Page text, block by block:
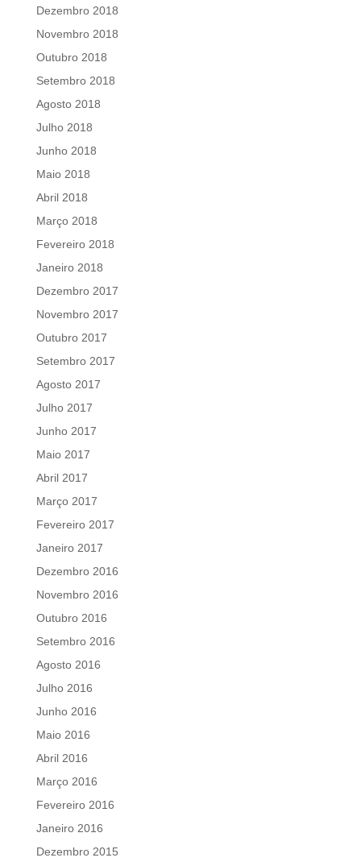
Dezembro 2018
Novembro 2018
Outubro 2018
Setembro 2018
Agosto 2018
Julho 2018
Junho 2018
Maio 2018
Abril 2018
Março 2018
Fevereiro 2018
Janeiro 2018
Dezembro 2017
Novembro 2017
Outubro 2017
Setembro 2017
Agosto 2017
Julho 2017
Junho 2017
Maio 2017
Abril 2017
Março 2017
Fevereiro 2017
Janeiro 2017
Dezembro 2016
Novembro 2016
Outubro 2016
Setembro 2016
Agosto 2016
Julho 2016
Junho 2016
Maio 2016
Abril 2016
Março 2016
Fevereiro 2016
Janeiro 2016
Dezembro 2015